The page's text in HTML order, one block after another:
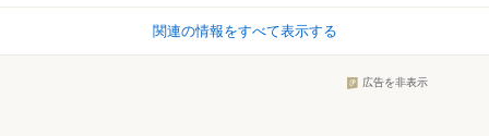
関連の情報をすべて表示する
広告を非表示